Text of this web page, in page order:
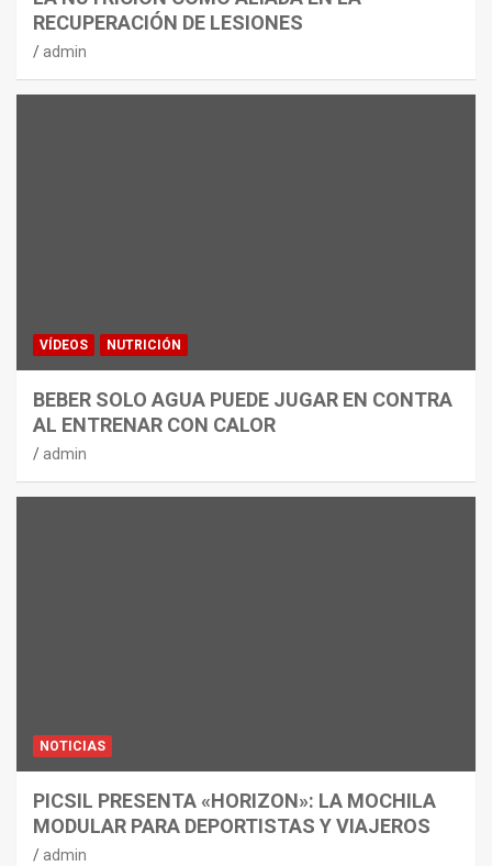
RECUPERACIÓN DE LESIONES
admin
VÍDEOS NUTRICIÓN
BEBER SOLO AGUA PUEDE JUGAR EN CONTRA
AL ENTRENAR CON CALOR
admin
NOTICIAS
PICSIL PRESENTA «HORIZON»: LA MOCHILA
MODULAR PARA DEPORTISTAS Y VIAJEROS
admin